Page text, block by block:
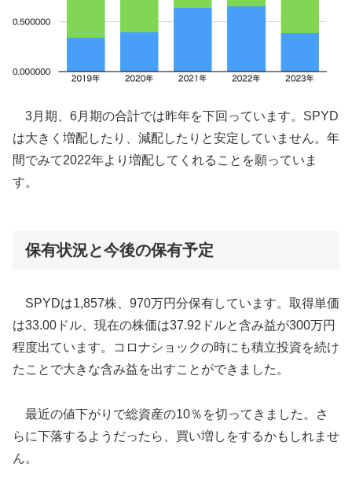
3月期、6月期の合計では昨年を下回っています。SPYD
は大きく増配したり、減配したりと安定していません。年
間でみて2022年より増配してくれることを願っていま
す。
保有状況と今後の保有予定
SPYDは1,857株、970万円分保有しています。取得単価
は33.00ドル、現在の株価は37.92ドルと含み益が300万円
程度出ています。コロナショックの時にも積立投資を続け
たことで大きな含み益を出すことができました。
最近の値下がりで総資産の10％を切ってきました。さ
らに下落するようだったら、買い増しをするかもしれませ
ん。